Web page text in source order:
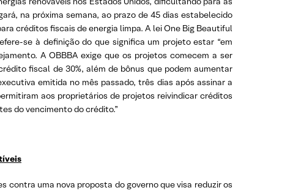
na próxima semana, ao prazo de 45 dias estabelecido
créditos fiscais de energia limpa. A lei One Big Beautiful
se à definição do que significa um projeto estar “em
A OBBBA exige que os projetos comecem a ser
fiscal de 30%, além de bônus que podem aumentar
emitida no mês passado, três dias após assinar a
aos proprietários de projetos reivindicar créditos
do vencimento do crédito.”
contra uma nova proposta do governo que visa reduzir os